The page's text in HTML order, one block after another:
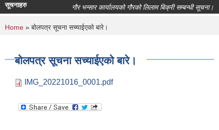
सूचनाहरु गौर भन्सार कार्यालयको गौरको लिलाम बिक्री सम्बन्धी सूचना।
You are here
Home » बोलपत्र सूचना सच्याईएको बारे।
बोलपत्र सूचना सच्याईएको बारे।
IMG_20221016_0001.pdf